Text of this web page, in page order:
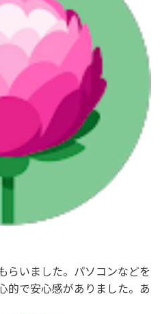
らいました。パソコンなどを
的で安心感がありました。あ